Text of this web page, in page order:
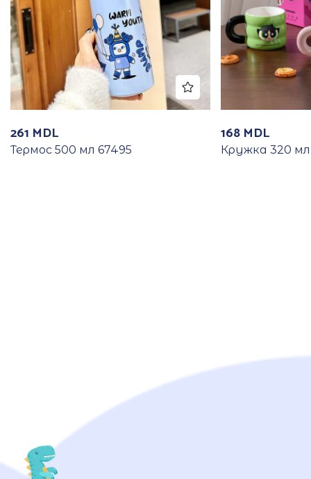
261 MDL
Термос 500 мл 67495
168 MDL
Кружка 320 мл